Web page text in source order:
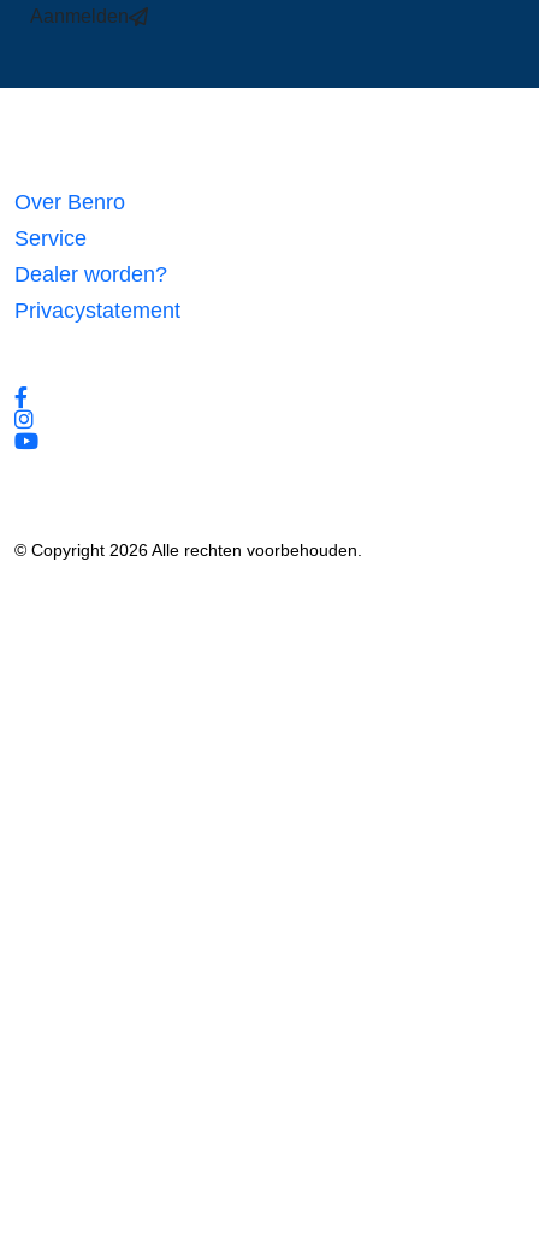
Aanmelden
Over Benro
Service
Dealer worden?
Privacystatement
© Copyright 2026 Alle rechten voorbehouden.